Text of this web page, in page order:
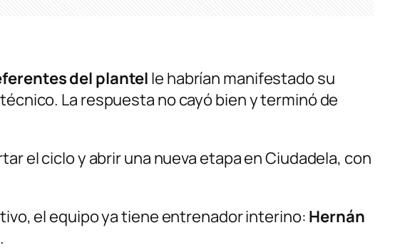
del plantel le habrían manifestado su
La respuesta no cayó bien y terminó de
el ciclo y abrir una nueva etapa en Ciudadela, con
el equipo ya tiene entrenador interino: Hernán